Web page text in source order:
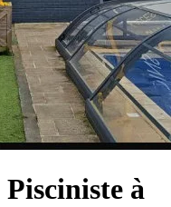
Pisciniste à